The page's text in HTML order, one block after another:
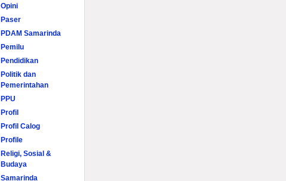
Opini
Paser
PDAM Samarinda
Pemilu
Pendidikan
Politik dan
Pemerintahan
PPU
Profil
Profil Calog
Profile
Religi, Sosial &
Budaya
Samarinda